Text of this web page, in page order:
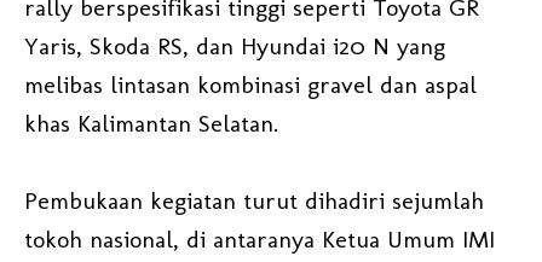
rally berspesifikasi tinggi seperti Toyota GR
Yaris, Skoda RS, dan Hyundai i20 N yang
melibas lintasan kombinasi gravel dan aspal
khas Kalimantan Selatan.
Pembukaan kegiatan turut dihadiri sejumlah
tokoh nasional, di antaranya Ketua Umum IMI